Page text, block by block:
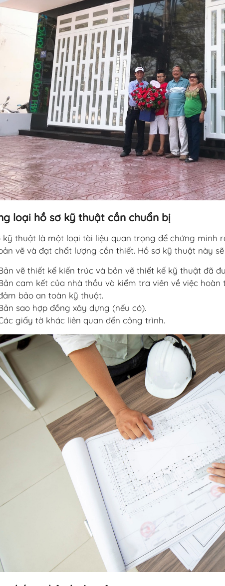
loại hồ sơ kỹ thuật cần chuẩn bị
kỹ thuật là một loại tài liệu quan trọng để chứng minh
vẽ và đạt chất lượng cần thiết. Hồ sơ kỹ thuật này
vẽ thiết kế kiến trúc và bản vẽ thiết kế kỹ thuật đã
cam kết của nhà thầu và kiểm tra viên về việc
bảo an toàn kỹ thuật.
sao hợp đồng xây dựng (nếu có).
giấy tờ khác liên quan đến công trình.